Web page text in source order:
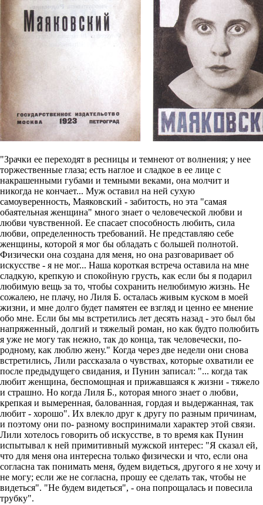
"Зрачки ее переходят в ресницы и темнеют от волнения; у нее
торжественные глаза; есть наглое и сладкое в ее лице с
накрашенными губами и темными веками, она молчит и
никогда не кончает... Муж оставил на ней сухую
самоуверенность, Маяковский - забитость, но эта "самая
обаятельная женщина" много знает о человеческой любви и
любви чувственной. Ее спасает способность любить, сила
любви, определенность требований. Не представляю себе
женщины, которой я мог бы обладать с большей полнотой.
Физически она создана для меня, но она разговаривает об
искусстве - я не мог... Наша короткая встреча оставила на мне
сладкую, крепкую и спокойную грусть, как если бы я подарил
любимую вещь за то, чтобы сохранить нелюбимую жизнь. Не
сожалею, не плачу, но Лиля Б. осталась живым куском в моей
жизни, и мне долго будет памятен ее взгляд и ценно ее мнение
обо мне. Если бы мы встретились лет десять назад - это был бы
напряженный, долгий и тяжелый роман, но как будто полюбить
я уже не могу так нежно, так до конца, так человечески, по-
родному, как люблю жену." Когда через две недели они снова
встретились, Лили рассказала о чувствах, которые охватили ее
после предыдущего свидания, и Пунин записал: "... когда так
любит женщина, беспомощная и прижавшаяся к жизни - тяжело
и страшно. Но когда Лиля Б., которая много знает о любви,
крепкая и вымеренная, балованная, гордая и выдержанная, так
любит - хорошо". Их влекло друг к другу по разным причинам,
и поэтому они по- разному воспринимали характер этой связи.
Лили хотелось говорить об искусстве, в то время как Пунин
испытывал к ней примитивный мужской интерес: "Я сказал ей,
что для меня она интересна только физически и что, если она
согласна так понимать меня, будем видеться, другого я не хочу и
не могу; если же не согласна, прошу ее сделать так, чтобы не
видеться". "Не будем видеться", - она попрощалась и повесила
трубку".